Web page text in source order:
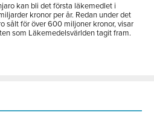
kan bli det första läkemedlet i
kronor per år. Redan under det
sålt för över 600 miljoner kronor, visar
som Läkemedelsvärlden tagit fram.